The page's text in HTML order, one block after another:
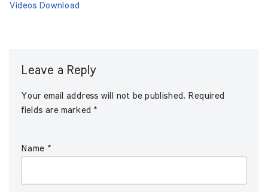
Videos Download
Leave a Reply
Your email address will not be published. Required
fields are marked *
Name *